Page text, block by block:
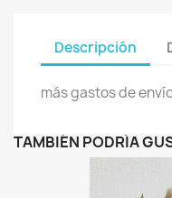
Descripción
más gastos de
TAMBIÉN PODRÍA